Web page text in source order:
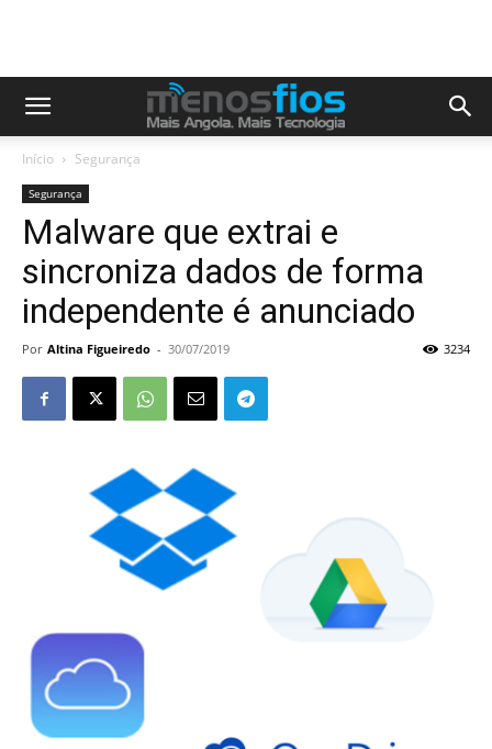
Início Segurança
Segurança
Malware que extrai e
sincroniza dados de forma
independente é anunciado
Por Altina Figueiredo - 30/07/2019 3234